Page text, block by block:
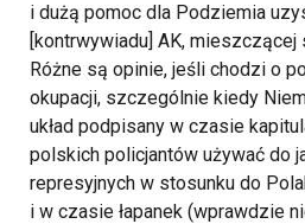
i dużą pomoc dla Podziemia
[kontrwywiadu] AK, mieszczącej
Różne są opinie, jeśli chodzi o
okupacji, szczególnie kiedy
układ podpisany w czasie
polskich policjantów używać do
represyjnych w stosunku do
i w czasie łapanek (wprawdzie